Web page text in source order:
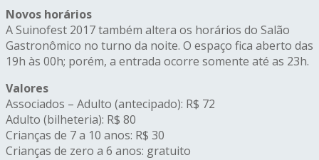
Novos horários
A Suinofest 2017 também altera os horários do Salão
Gastronômico no turno da noite. O espaço fica aberto das
19h às 00h; porém, a entrada ocorre somente até as 23h.
Valores
Associados – Adulto (antecipado): R$ 72
Adulto (bilheteria): R$ 80
Crianças de 7 a 10 anos: R$ 30
Crianças de zero a 6 anos: gratuito